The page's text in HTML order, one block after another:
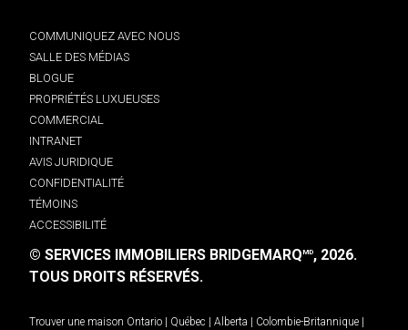
COMMUNIQUEZ AVEC NOUS
SALLE DES MÉDIAS
BLOGUE
PROPRIÉTÉS LUXUEUSES
COMMERCIAL
INTRANET
AVIS JURIDIQUE
CONFIDENTIALITÉ
TÉMOINS
ACCESSIBILITÉ
© SERVICES IMMOBILIERS BRIDGEMARQMD, 2026.
TOUS DROITS RÉSERVÉS.
Trouver une maison Ontario Québec Alberta Colombie-Britannique